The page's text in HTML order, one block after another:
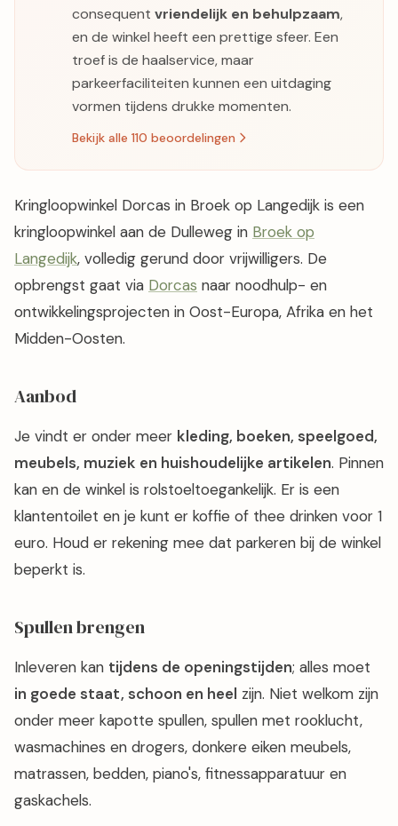
consequent vriendelijk en behulpzaam,
en de winkel heeft een prettige sfeer. Een
troef is de haalservice, maar
parkeerfaciliteiten kunnen een uitdaging
vormen tijdens drukke momenten.
Bekijk alle 110 beoordelingen
Kringloopwinkel Dorcas in Broek op Langedijk is een
kringloopwinkel aan de Dulleweg in Broek op
Langedijk, volledig gerund door vrijwilligers. De
opbrengst gaat via Dorcas naar noodhulp- en
ontwikkelingsprojecten in Oost-Europa, Afrika en het
Midden-Oosten.
Aanbod
Je vindt er onder meer kleding, boeken, speelgoed,
meubels, muziek en huishoudelijke artikelen. Pinnen
kan en de winkel is rolstoeltoegankelijk. Er is een
klantentoilet en je kunt er koffie of thee drinken voor 1
euro. Houd er rekening mee dat parkeren bij de winkel
beperkt is.
Spullen brengen
Inleveren kan tijdens de openingstijden; alles moet
in goede staat, schoon en heel zijn. Niet welkom zijn
onder meer kapotte spullen, spullen met rooklucht,
wasmachines en drogers, donkere eiken meubels,
matrassen, bedden, piano's, fitnessapparatuur en
gaskachels.